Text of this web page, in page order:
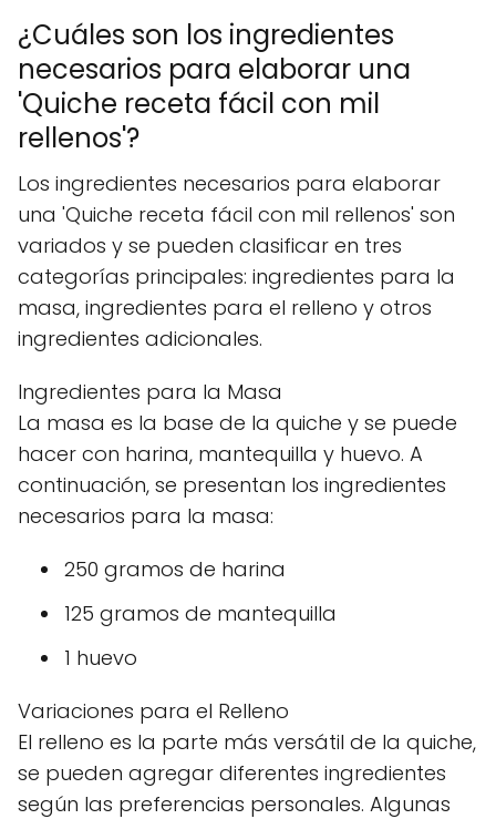
¿Cuáles son los ingredientes
necesarios para elaborar una
'Quiche receta fácil con mil
rellenos'?
Los ingredientes necesarios para elaborar
una 'Quiche receta fácil con mil rellenos' son
variados y se pueden clasificar en tres
categorías principales: ingredientes para la
masa, ingredientes para el relleno y otros
ingredientes adicionales.
Ingredientes para la Masa
La masa es la base de la quiche y se puede
hacer con harina, mantequilla y huevo. A
continuación, se presentan los ingredientes
necesarios para la masa:
250 gramos de harina
125 gramos de mantequilla
1 huevo
Variaciones para el Relleno
El relleno es la parte más versátil de la quiche,
se pueden agregar diferentes ingredientes
según las preferencias personales. Algunas